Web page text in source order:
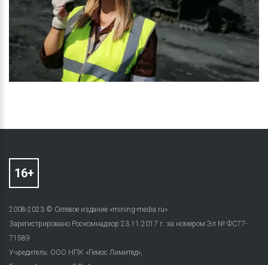
2008-2023 © Сетевое издание «mining-media.ru»
Зарегистрировано Роскомнадзор 23.11.2017 г. за номером Эл № ФС77-
71589
Учредитель: ООО НПК «Гемос Лимитед»,